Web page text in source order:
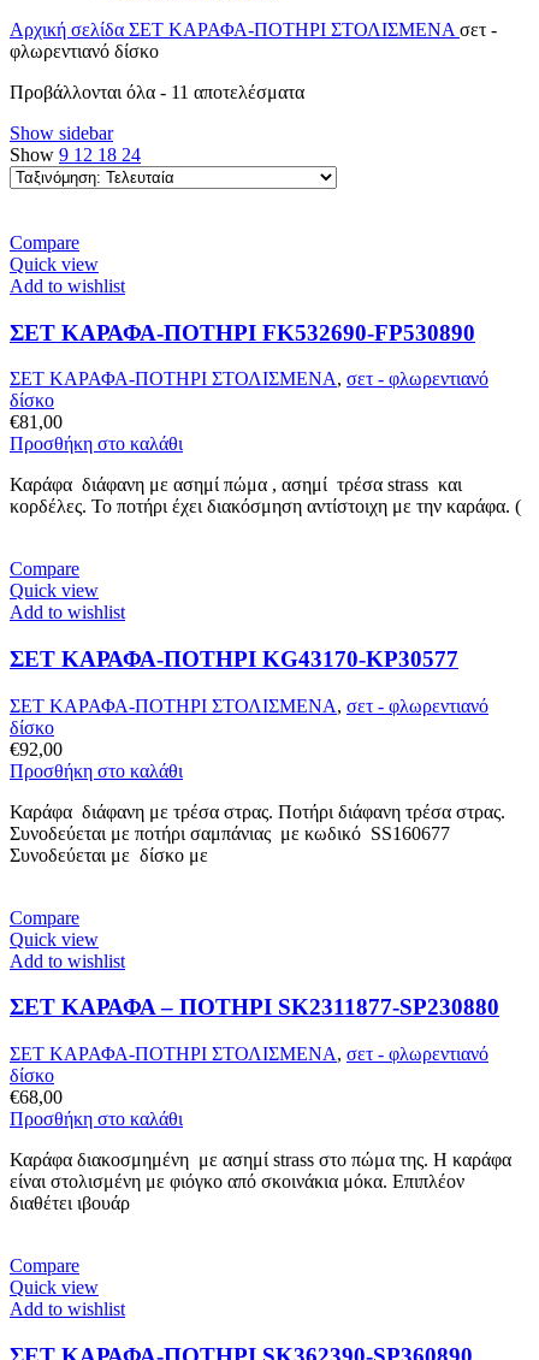
Αρχική σελίδα ΣΕΤ ΚΑΡΑΦΑ-ΠΟΤΗΡΙ ΣΤΟΛΙΣΜΕΝΑ σετ -
φλωρεντιανό δίσκο
Προβάλλονται όλα - 11 αποτελέσματαSorted
Show sidebar
Show 9 12 18 24
Compare
Quick view
Add to wishlist
ΣΕΤ ΚΑΡΑΦΑ-ΠΟΤΗΡΙ FK532690-FP530890
ΣΕΤ ΚΑΡΑΦΑ-ΠΟΤΗΡΙ ΣΤΟΛΙΣΜΕΝΑ, σετ - φλωρεντιανό
δίσκο
€81,00
Προσθήκη στο καλάθι
Καράφα διάφανη με ασημί πώμα , ασημί τρέσα strass και
κορδέλες. Το ποτήρι έχει διακόσμηση αντίστοιχη με την καράφα. (
Compare
Quick view
Add to wishlist
ΣΕΤ ΚΑΡΑΦΑ-ΠΟΤΗΡΙ KG43170-KP30577
ΣΕΤ ΚΑΡΑΦΑ-ΠΟΤΗΡΙ ΣΤΟΛΙΣΜΕΝΑ, σετ - φλωρεντιανό
δίσκο
€92,00
Προσθήκη στο καλάθι
Καράφα διάφανη με τρέσα στρας. Ποτήρι διάφανη τρέσα στρας.
Συνοδεύεται με ποτήρι σαμπάνιας με κωδικό SS160677
Συνοδεύεται με δίσκο με
Compare
Quick view
Add to wishlist
ΣΕΤ ΚΑΡΑΦΑ – ΠΟΤΗΡΙ SK2311877-SP230880
ΣΕΤ ΚΑΡΑΦΑ-ΠΟΤΗΡΙ ΣΤΟΛΙΣΜΕΝΑ, σετ - φλωρεντιανό
δίσκο
€68,00
Προσθήκη στο καλάθι
Καράφα διακοσμημένη με ασημί strass στο πώμα της. Η καράφα
είναι στολισμένη με φιόγκο από σκοινάκια μόκα. Επιπλέον
διαθέτει ιβουάρ
Compare
Quick view
Add to wishlist